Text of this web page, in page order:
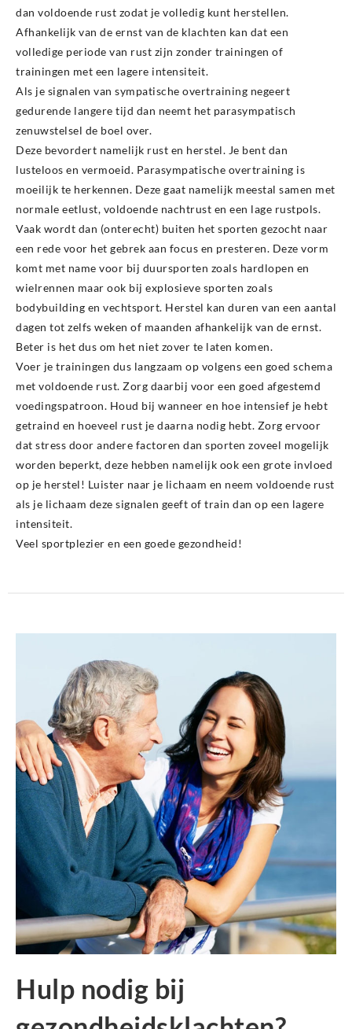
dan voldoende rust zodat je volledig kunt herstellen.
Afhankelijk van de ernst van de klachten kan dat een
volledige periode van rust zijn zonder trainingen of
trainingen met een lagere intensiteit.
Als je signalen van sympatische overtraining negeert
gedurende langere tijd dan neemt het parasympatisch
zenuwstelsel de boel over.
Deze bevordert namelijk rust en herstel. Je bent dan
lusteloos en vermoeid. Parasympatische overtraining is
moeilijk te herkennen. Deze gaat namelijk meestal samen met
normale eetlust, voldoende nachtrust en een lage rustpols.
Vaak wordt dan (onterecht) buiten het sporten gezocht naar
een rede voor het gebrek aan focus en presteren. Deze vorm
komt met name voor bij duursporten zoals hardlopen en
wielrennen maar ook bij explosieve sporten zoals
bodybuilding en vechtsport. Herstel kan duren van een aantal
dagen tot zelfs weken of maanden afhankelijk van de ernst.
Beter is het dus om het niet zover te laten komen.
Voer je trainingen dus langzaam op volgens een goed schema
met voldoende rust. Zorg daarbij voor een goed afgestemd
voedingspatroon. Houd bij wanneer en hoe intensief je hebt
getraind en hoeveel rust je daarna nodig hebt. Zorg ervoor
dat stress door andere factoren dan sporten zoveel mogelijk
worden beperkt, deze hebben namelijk ook een grote invloed
op je herstel! Luister naar je lichaam en neem voldoende rust
als je lichaam deze signalen geeft of train dan op een lagere
intensiteit.
Veel sportplezier en een goede gezondheid!
Hulp nodig bij